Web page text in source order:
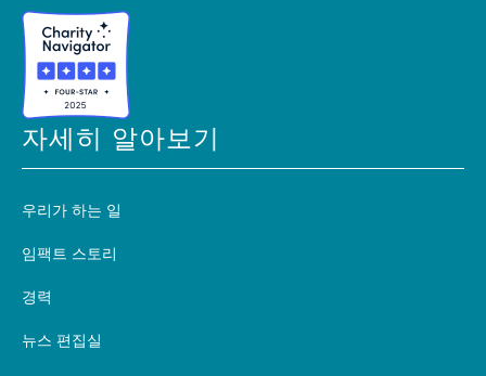
자세히 알아보기
우리가 하는 일
임팩트 스토리
경력
뉴스 편집실